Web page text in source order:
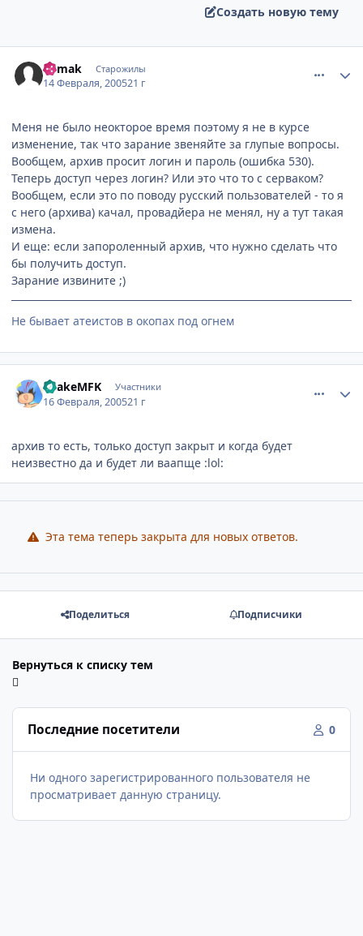
Создать новую тему
Epmak Старожилы
14 Февраля, 200521 г
Меня не было неокторое время поэтому я не в курсе
изменение, так что зарание звеняйте за глупые вопросы.
Вообщем, архив просит логин и пароль (ошибка 530).
Теперь доступ через логин? Или это что то с серваком?
Вообщем, если это по поводу русский пользователей - то я
с него (архива) качал, провадйера не менял, ну а тут такая
измена.
И еще: если запороленный архив, что нужно сделать что
бы получить доступ.
Зарание извините ;)
Не бывает атеистов в окопах под огнем
SnakeMFK Участники
16 Февраля, 200521 г
архив то есть, только доступ закрыт и когда будет
неизвестно да и будет ли ваапще :lol:
Эта тема теперь закрыта для новых ответов.
Поделиться Подписчики
Вернуться к списку тем
Последние посетители 0
Ни одного зарегистрированного пользователя не
просматривает данную страницу.